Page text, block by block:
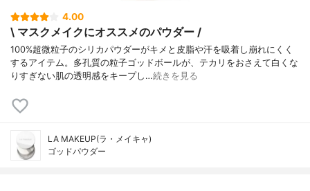
4.00
\ マスクメイクにオススメのパウダー /
100%超微粒子のシリカパウダーがキメと皮脂や汗を吸着し崩れにくく
するアイテム。多孔質の粒子ゴッドボールが、テカリをおさえて白くな
りすぎない肌の透明感をキープし…続きを見る
LA MAKEUP(ラ・メイキャ)
ゴッドパウダー